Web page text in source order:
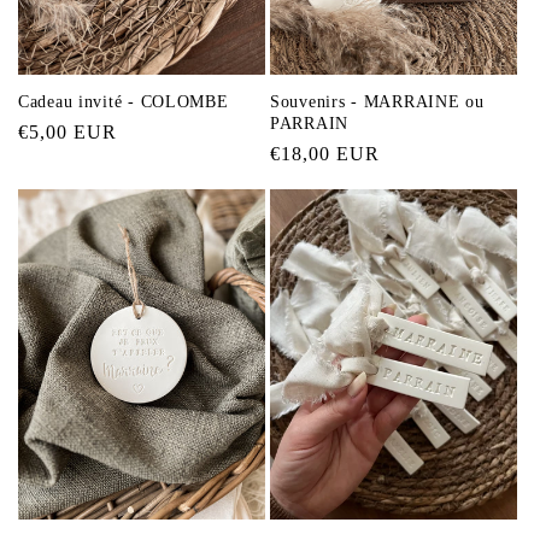
:
Cadeau invité - COLOMBE
Prix
€5,00 EUR
Souvenirs - MARRAINE ou
PARRAIN
Prix
€18,00 EUR